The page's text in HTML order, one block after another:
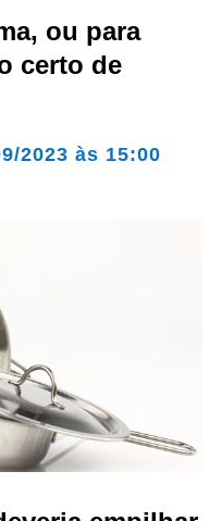
ou para
certo de
2023 às 15:00